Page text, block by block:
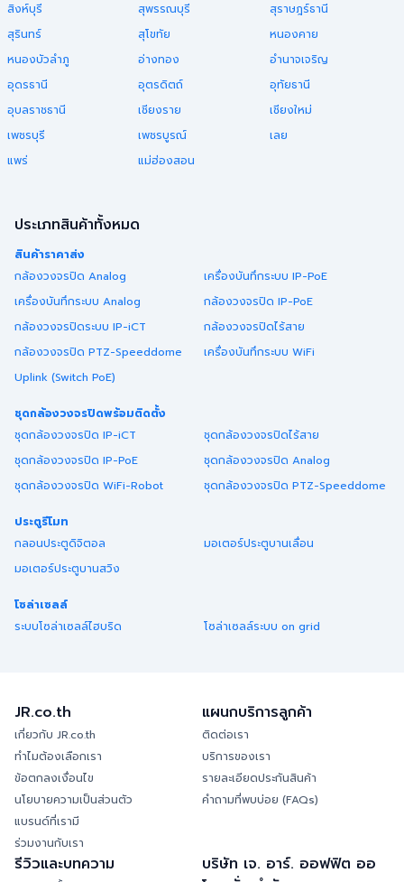
สิงห์บุรี
สุพรรณบุรี
สุราษฎร์ธานี
สุรินทร์
สุโขทัย
หนองคาย
หนองบัวลำภู
อ่างทอง
อำนาจเจริญ
อุดรธานี
อุตรดิตถ์
อุทัยธานี
อุบลราชธานี
เชียงราย
เชียงใหม่
เพชรบุรี
เพชรบูรณ์
เลย
แพร่
แม่ฮ่องสอน
ประเภทสินค้าทั้งหมด
สินค้าราคาส่ง
กล้องวงจรปิด Analog
เครื่องบันทึกระบบ IP-PoE
เครื่องบันทึกระบบ Analog
กล้องวงจรปิด IP-PoE
กล้องวงจรปิดระบบ IP-iCT
กล้องวงจรปิดไร้สาย
กล้องวงจรปิด PTZ-Speeddome
เครื่องบันทึกระบบ WiFi
Uplink (Switch PoE)
ชุดกล้องวงจรปิดพร้อมติดตั้ง
ชุดกล้องวงจรปิด IP-iCT
ชุดกล้องวงจรปิดไร้สาย
ชุดกล้องวงจรปิด IP-PoE
ชุดกล้องวงจรปิด Analog
ชุดกล้องวงจรปิด WiFi-Robot
ชุดกล้องวงจรปิด PTZ-Speeddome
ประตูรีโมท
กลอนประตูดิจิตอล
มอเตอร์ประตูบานเลื่อน
มอเตอร์ประตูบานสวิง
โซล่าเซลล์
ระบบโซล่าเซลล์ไฮบริด
โซล่าเซลล์ระบบ on grid
JR.co.th
เกี่ยวกับ JR.co.th
ทำไมต้องเลือกเรา
ข้อตกลงเงื่อนไข
นโยบายความเป็นส่วนตัว
แบรนด์ที่เรามี
ร่วมงานกับเรา
แผนกบริการลูกค้า
ติดต่อเรา
บริการของเรา
รายละเอียดประกันสินค้า
คำถามที่พบบ่อย (FAQs)
รีวิวและบทความ
บริษัท เจ. อาร์. ออฟฟิต ออ